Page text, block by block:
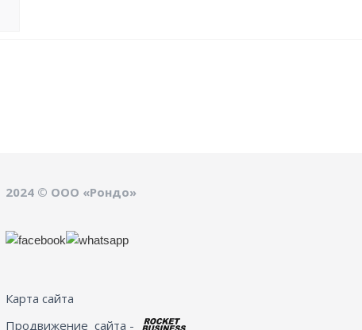
2024 © ООО «Рондо»
Карта сайта
Продвижение сайта -